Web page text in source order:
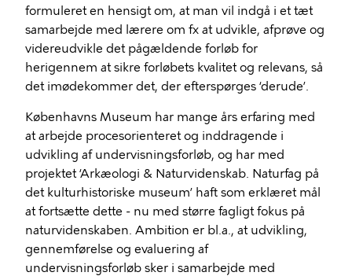
formuleret en hensigt om, at man vil indgå i et tæt
samarbejde med lærere om fx at udvikle, afprøve og
videreudvikle det pågældende forløb for
herigennem at sikre forløbets kvalitet og relevans, så
det imødekommer det, der efterspørges ‘derude’.
Københavns Museum har mange års erfaring med
at arbejde procesorienteret og inddragende i
udvikling af undervisningsforløb, og har med
projektet ‘Arkæologi & Naturvidenskab. Naturfag på
det kulturhistoriske museum’ haft som erklæret mål
at fortsætte dette - nu med større fagligt fokus på
naturvidenskaben. Ambition er bl.a., at udvikling,
gennemførelse og evaluering af
undervisningsforløb sker i samarbejde med